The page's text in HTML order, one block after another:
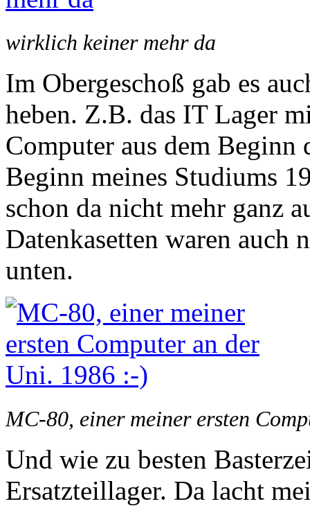
wirklich keiner mehr da
Im Obergeschoß gab es
heben. Z.B. das IT Lager
Computer aus dem Beginn
Beginn meines Studiums
schon da nicht mehr ganz
Datenkasetten waren auch
unten.
MC-80, einer meiner ersten
Und wie zu besten
Ersatzteillager. Da lacht